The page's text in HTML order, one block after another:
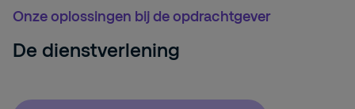
Onze oplossingen bij de opdrachtgever
De dienstverlening